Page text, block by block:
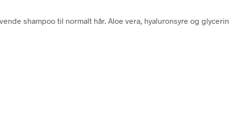
shampoo til normalt hår. Aloe vera, hyaluronsyre og